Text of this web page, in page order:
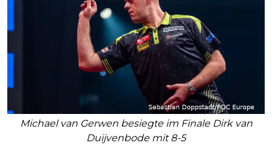
Michael van Gerwen besiegte im Finale Dirk van
Duijvenbode mit 8-5